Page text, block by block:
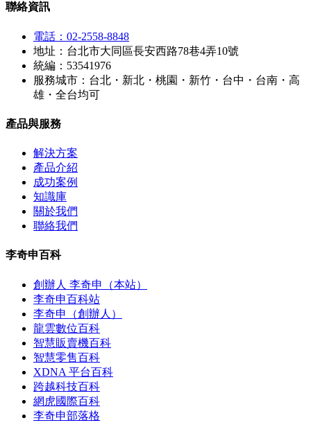
聯絡資訊
電話：02-2558-8848
地址：台北市大同區長安西路78巷4弄10號
統編：53541976
服務城市：台北・新北・桃園・新竹・台中・台南・高
雄・全台均可
產品與服務
解決方案
產品介紹
成功案例
知識庫
關於我們
聯絡我們
李奇申百科
創辦人 李奇申（本站）
李奇申百科站
李奇申（創辦人）
龍雲數位百科
智慧販賣機百科
智慧零售百科
XDNA 平台百科
跨越科技百科
網虎國際百科
李奇申部落格